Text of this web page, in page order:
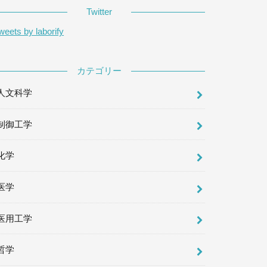
Twitter
by laborify
カテゴリー
文科学
御工学
学
学
用工学
学